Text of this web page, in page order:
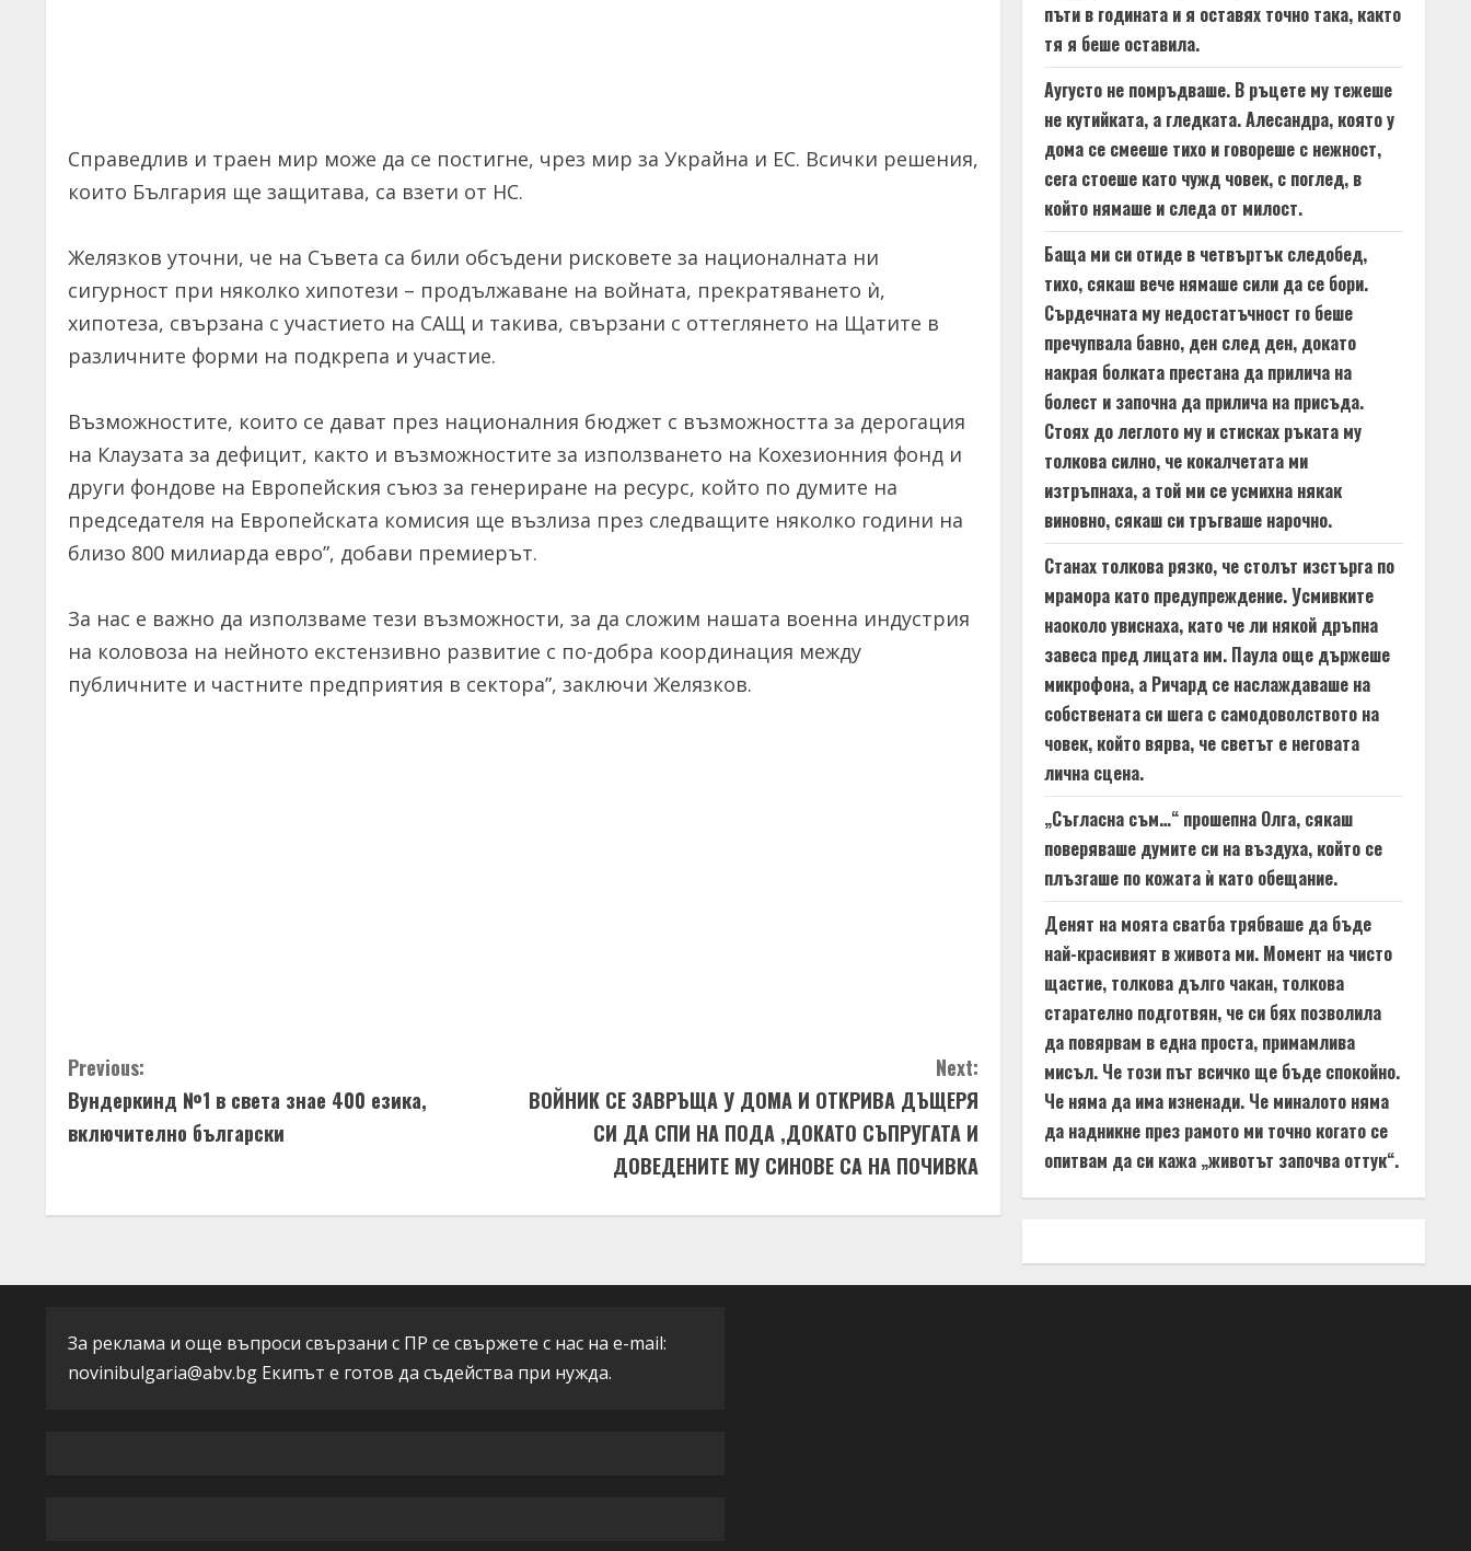
Справедлив и траен мир може да се постигне, чрез мир за Украйна и ЕС. Всички решения,
които България ще защитава, са взети от НС.
Желязков уточни, че на Съвета са били обсъдени рисковете за националната ни
сигурност при няколко хипотези – продължаване на войната, прекратяването ѝ,
хипотеза, свързана с участието на САЩ и такива, свързани с оттеглянето на Щатите в
различните форми на подкрепа и участие.
Възможностите, които се дават през националния бюджет с възможността за дерогация
на Клаузата за дефицит, както и възможностите за използването на Кохезионния фонд и
други фондове на Европейския съюз за генериране на ресурс, който по думите на
председателя на Европейската комисия ще възлиза през следващите няколко години на
близо 800 милиарда евро”, добави премиерът.
За нас е важно да използваме тези възможности, за да сложим нашата военна индустрия
на коловоза на нейното екстензивно развитие с по-добра координация между
публичните и частните предприятия в сектора”, заключи Желязков.
C
o
t
u
e
Previous:
Вундеркинд №1 в света знае 400 езика,
включително български
Next:
ВОЙНИК СЕ ЗАВРЪЩА У ДОМА И ОТКРИВА ДЪЩЕРЯ
СИ ДА СПИ НА ПОДА ,ДОКАТО СЪПРУГАТА И
ДОВЕДЕНИТЕ МУ СИНОВЕ СА НА ПОЧИВКА
пъти в годината и я оставях точно така, както
тя я беше оставила.
Аугусто не помръдваше. В ръцете му тежеше
не кутийката, а гледката. Алесандра, която у
дома се смееше тихо и говореше с нежност,
сега стоеше като чужд човек, с поглед, в
който нямаше и следа от милост.
Баща ми си отиде в четвъртък следобед,
тихо, сякаш вече нямаше сили да се бори.
Сърдечната му недостатъчност го беше
пречупвала бавно, ден след ден, докато
накрая болката престана да прилича на
болест и започна да прилича на присъда.
Стоях до леглото му и стисках ръката му
толкова силно, че кокалчетата ми
изтръпнаха, а той ми се усмихна някак
виновно, сякаш си тръгваше нарочно.
Станах толкова рязко, че столът изстърга по
мрамора като предупреждение. Усмивките
наоколо увиснаха, като че ли някой дръпна
завеса пред лицата им. Паула още държеше
микрофона, а Ричард се наслаждаваше на
собствената си шега с самодоволството на
човек, който вярва, че светът е неговата
лична сцена.
„Съгласна съм…“ прошепна Олга, сякаш
поверяваше думите си на въздуха, който се
плъзгаше по кожата ѝ като обещание.
Денят на моята сватба трябваше да бъде
най-красивият в живота ми. Момент на чисто
щастие, толкова дълго чакан, толкова
старателно подготвян, че си бях позволила
да повярвам в една проста, примамлива
мисъл. Че този път всичко ще бъде спокойно.
Че няма да има изненади. Че миналото няма
да надникне през рамото ми точно когато се
опитвам да си кажа „животът започва оттук“.
За реклама и още въпроси свързани с ПР се свържете с нас на e-mail:
novinibulgaria@abv.bg Екипът е готов да съдейства при нужда.